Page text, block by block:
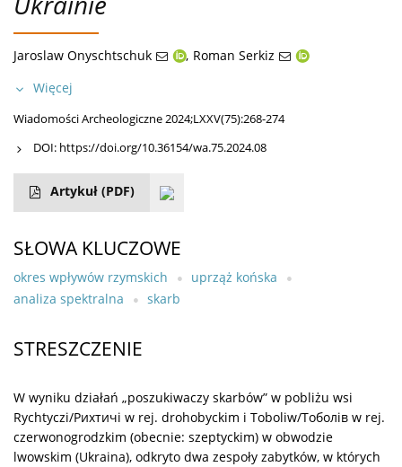
Jaroslaw Onyschtschuk , Roman Serkiz
Więcej
Wiadomości Archeologiczne 2024;LXXV(75):268-274
DOI: https://doi.org/10.36154/wa.75.2024.08
Artykuł (PDF)
SŁOWA KLUCZOWE
okres wpływów rzymskich
uprząż końska
analiza spektralna
skarb
STRESZCZENIE
W wyniku działań „poszukiwaczy skarbów” w pobliżu wsi
Rychtyczi/Рихтичі w rej. drohobyckim i Toboliw/Тоболів w rej.
czerwonogrodzkim (obecnie: szeptyckim) w obwodzie
lwowskim (Ukraina), odkryto dwa zespoły zabytków, w których